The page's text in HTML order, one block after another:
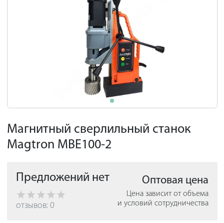
Магнитный сверлильный станок
Magtron MBE100-2
Предложений нет
отзывов: 0
Оптовая цена
Цена зависит от объема
и условий сотрудничества